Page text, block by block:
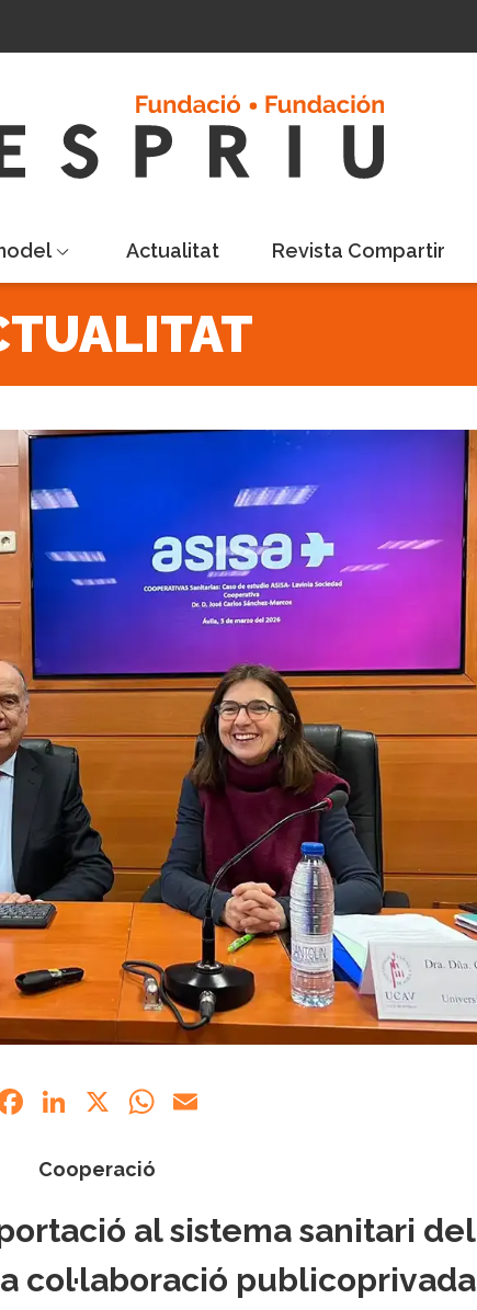
Actualitat Revista Compartir
Facebook
LinkedIn
X WhatsApp
Cooperació
al sistema sanitari del
col·laboració publicoprivada